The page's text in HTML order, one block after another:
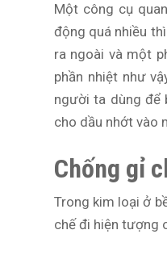
Một công cụ
động quá nhiều
ra ngoài và một
phần nhiệt như
người ta dùng để
cho dầu nhớt vào
Chống gỉ
Trong kim loại ở
chế đi hiện tượng